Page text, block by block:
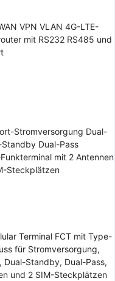
VPN VLAN 4G-LTE-
mit RS232 RS485 und
Stromversorgung Dual-
Standby Dual-Pass
mit 2 Antennen
Steckplätzen
Terminal FCT mit Type-
für Stromversorgung,
Dual-Standby, Dual-Pass,
und 2 SIM-Steckplätzen